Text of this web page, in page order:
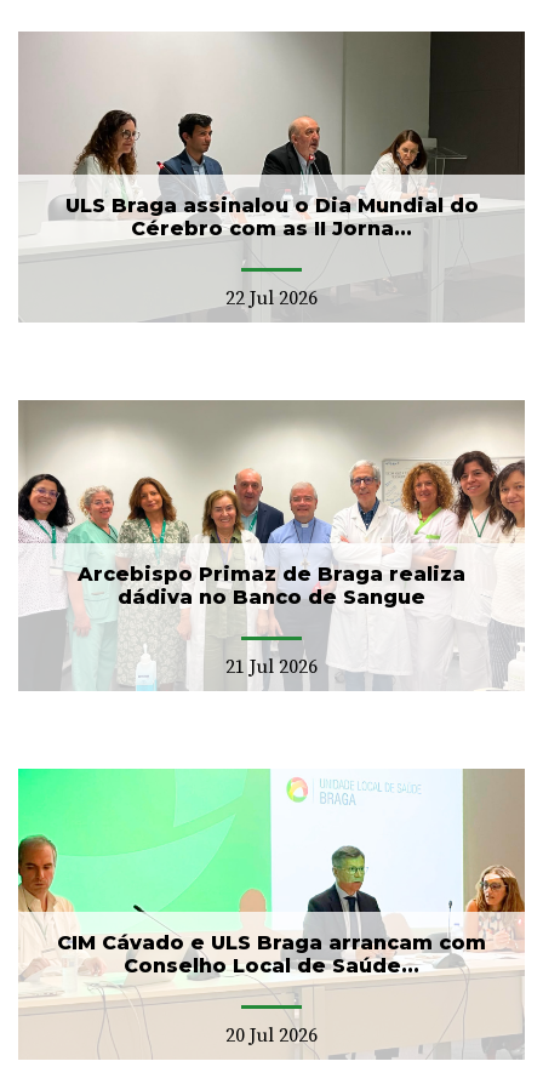
ULS Braga assinalou o Dia Mundial do
Cérebro com as II Jorna...
22 Jul 2026
Arcebispo Primaz de Braga realiza
dádiva no Banco de Sangue
21 Jul 2026
CIM Cávado e ULS Braga arrancam com
Conselho Local de Saúde...
20 Jul 2026